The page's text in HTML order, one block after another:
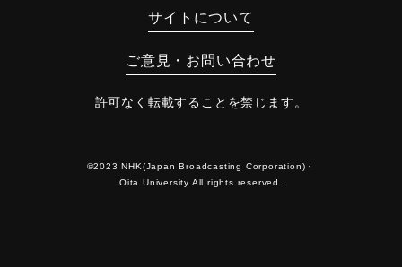
サイトについて
ご意見・お問い合わせ
許可なく転載することを禁じます。
©2023 NHK(Japan Broadcasting Corporation)・
Oita University All rights reserved.